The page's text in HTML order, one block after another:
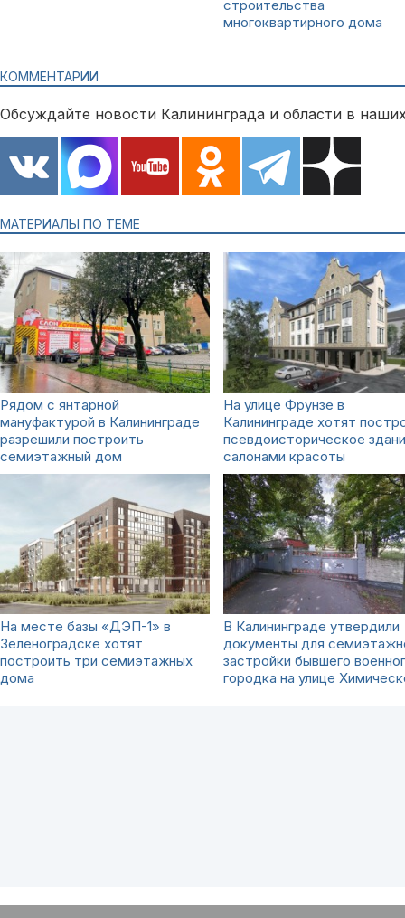
строительства
многоквартирного дома
КОММЕНТАРИИ
Обсуждайте новости Калининграда и области в
МАТЕРИАЛЫ ПО ТЕМЕ
Рядом с янтарной
мануфактурой в Калининграде
разрешили построить
семиэтажный дом
На улице Фрунзе в
Калининграде хотят
псевдоисторическое
салонами красоты
На месте базы «ДЭП-1» в
Зеленоградске хотят
построить три семиэтажных
дома
В Калининграде утвердили
документы для
застройки бывшего
городка на улице